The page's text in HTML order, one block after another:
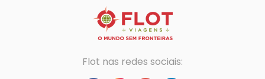
Flot nas redes sociais: